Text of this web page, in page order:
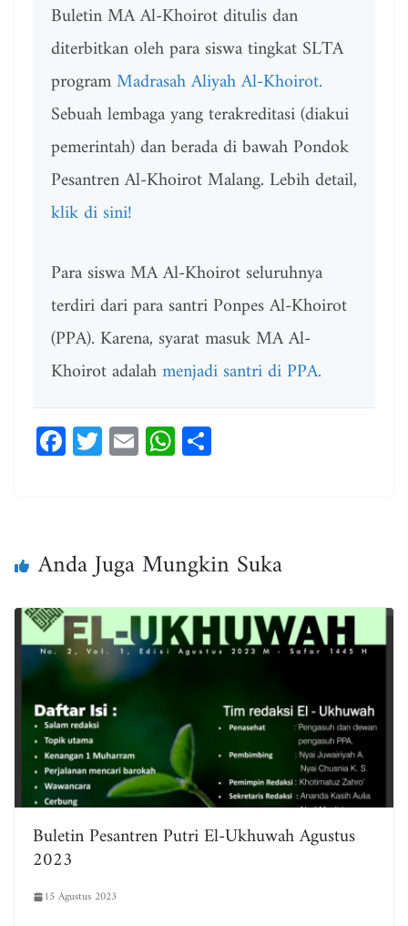
Buletin MA Al-Khoirot ditulis dan
diterbitkan oleh para siswa tingkat SLTA
programMadrasah Aliyah Al-Khoirot.
Sebuah lembaga yang terakreditasi (diakui
pemerintah) dan berada di bawah Pondok
Pesantren Al-Khoirot Malang. Lebih detail,
klik di sini!
Para siswa MA Al-Khoirot seluruhnya
terdiri dari para santri Ponpes Al-Khoirot
(PPA). Karena, syarat masuk MA Al-
Khoirot adalahmenjadi santri di PPA.
Fa
ce
T
wi
E
m
W
ha
pp
Anda Juga Mungkin Suka
Buletin Pesantren Putri El-Ukhuwah Agustus
2023
15 Agustus 2023